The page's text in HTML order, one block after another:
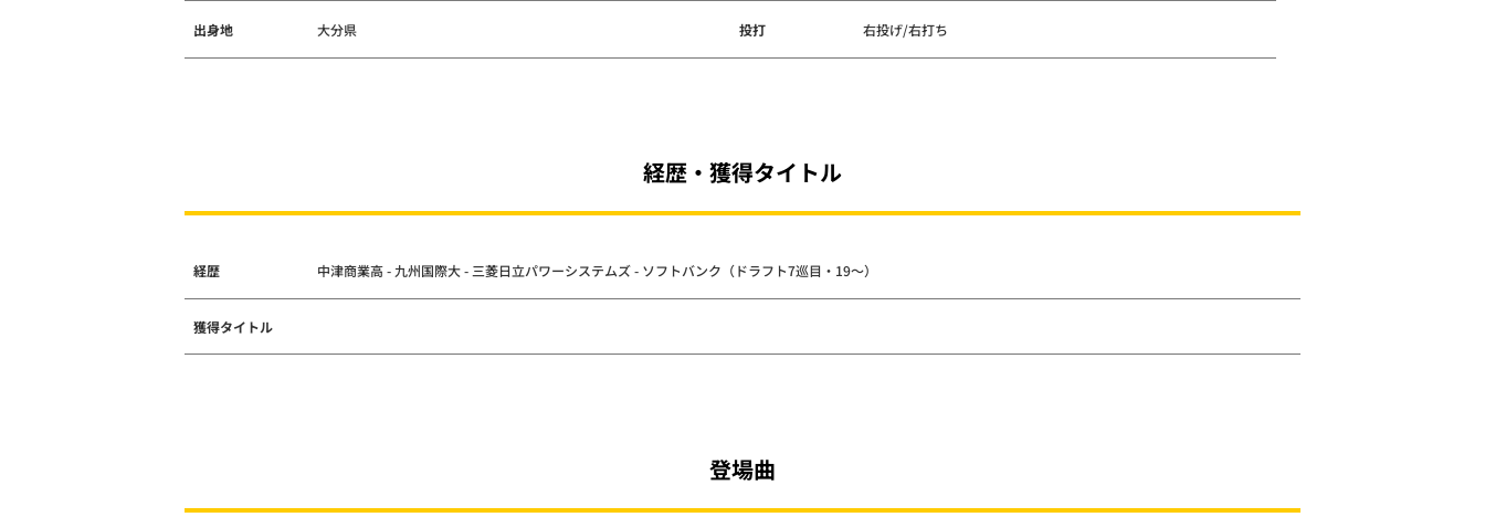
出身地 大分県 投打 右投げ/右打ち
経歴・獲得タイトル
経歴 中津商業高 - 九州国際大 - 三菱日立パワーシステムズ - ソフトバンク（ドラフト7巡目・19～）
獲得タイトル
登場曲